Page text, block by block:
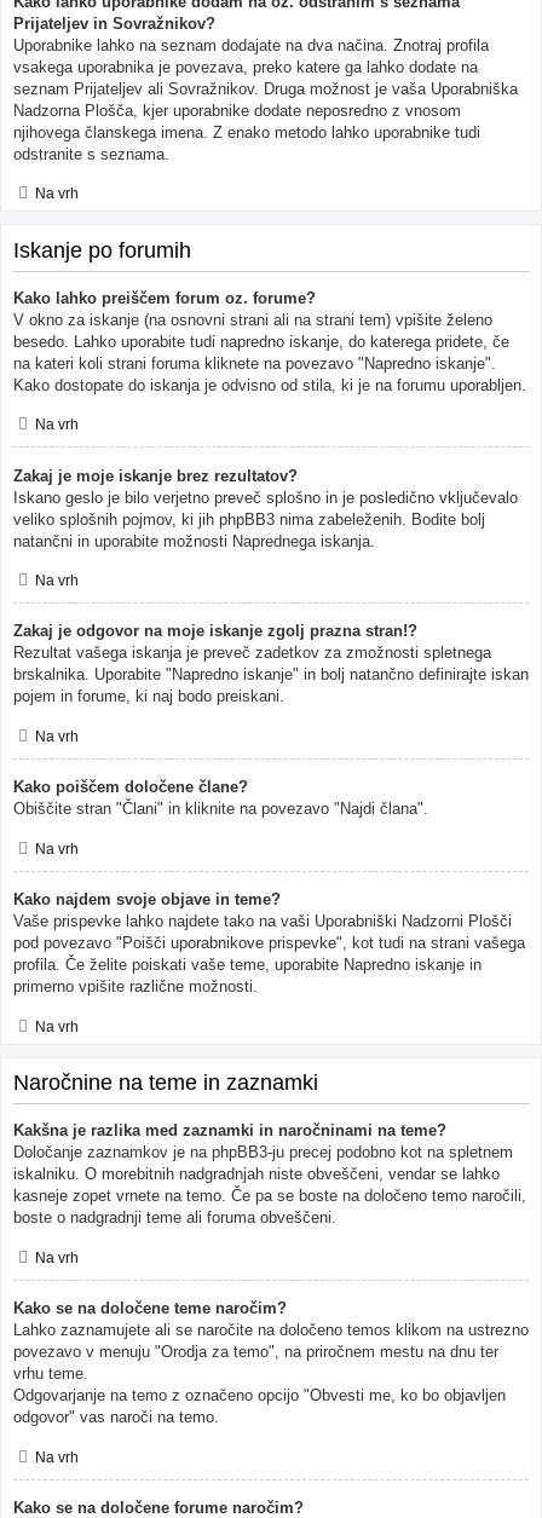
Prijateljev in Sovražnikov?
Uporabnike lahko na seznam dodajate na dva načina. Znotraj profila
vsakega uporabnika je povezava, preko katere ga lahko dodate na
seznam Prijateljev ali Sovražnikov. Druga možnost je vaša Uporabniška
Nadzorna Plošča, kjer uporabnike dodate neposredno z vnosom
njihovega članskega imena. Z enako metodo lahko uporabnike tudi
odstranite s seznama.
Na vrh
Iskanje po forumih
Kako lahko preiščem forum oz. forume?
V okno za iskanje (na osnovni strani ali na strani tem) vpišite želeno
besedo. Lahko uporabite tudi napredno iskanje, do katerega pridete, če
na kateri koli strani foruma kliknete na povezavo "Napredno iskanje".
Kako dostopate do iskanja je odvisno od stila, ki je na forumu uporabljen.
Na vrh
Zakaj je moje iskanje brez rezultatov?
Iskano geslo je bilo verjetno preveč splošno in je posledično vključevalo
veliko splošnih pojmov, ki jih phpBB3 nima zabeleženih. Bodite bolj
natančni in uporabite možnosti Naprednega iskanja.
Na vrh
Zakaj je odgovor na moje iskanje zgolj prazna stran!?
Rezultat vašega iskanja je preveč zadetkov za zmožnosti spletnega
brskalnika. Uporabite "Napredno iskanje" in bolj natančno definirajte iskan
pojem in forume, ki naj bodo preiskani.
Na vrh
Kako poiščem določene člane?
Obiščite stran "Člani" in kliknite na povezavo "Najdi člana".
Na vrh
Kako najdem svoje objave in teme?
Vaše prispevke lahko najdete tako na vaši Uporabniški Nadzorni Plošči
pod povezavo "Poišči uporabnikove prispevke", kot tudi na strani vašega
profila. Če želite poiskati vaše teme, uporabite Napredno iskanje in
primerno vpišite različne možnosti.
Na vrh
Naročnine na teme in zaznamki
Kakšna je razlika med zaznamki in naročninami na teme?
Določanje zaznamkov je na phpBB3-ju precej podobno kot na spletnem
iskalniku. O morebitnih nadgradnjah niste obveščeni, vendar se lahko
kasneje zopet vrnete na temo. Če pa se boste na določeno temo naročili,
boste o nadgradnji teme ali foruma obveščeni.
Na vrh
Kako se na določene teme naročim?
Lahko zaznamujete ali se naročite na določeno temos klikom na ustrezno
povezavo v menuju "Orodja za temo", na priročnem mestu na dnu ter
vrhu teme.
Odgovarjanje na temo z označeno opcijo "Obvesti me, ko bo objavljen
odgovor" vas naroči na temo.
Na vrh
Kako se na določene forume naročim?